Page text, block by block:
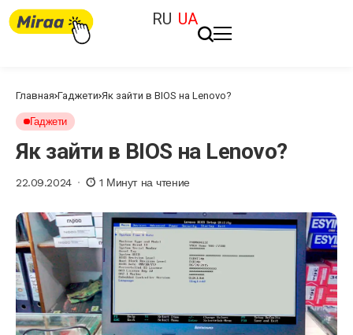
RU UA
Главная Гаджети Як зайти в BIOS на Lenovo?
Гаджети
Як зайти в BIOS на Lenovo?
22.09.2024 1 Минут на чтение